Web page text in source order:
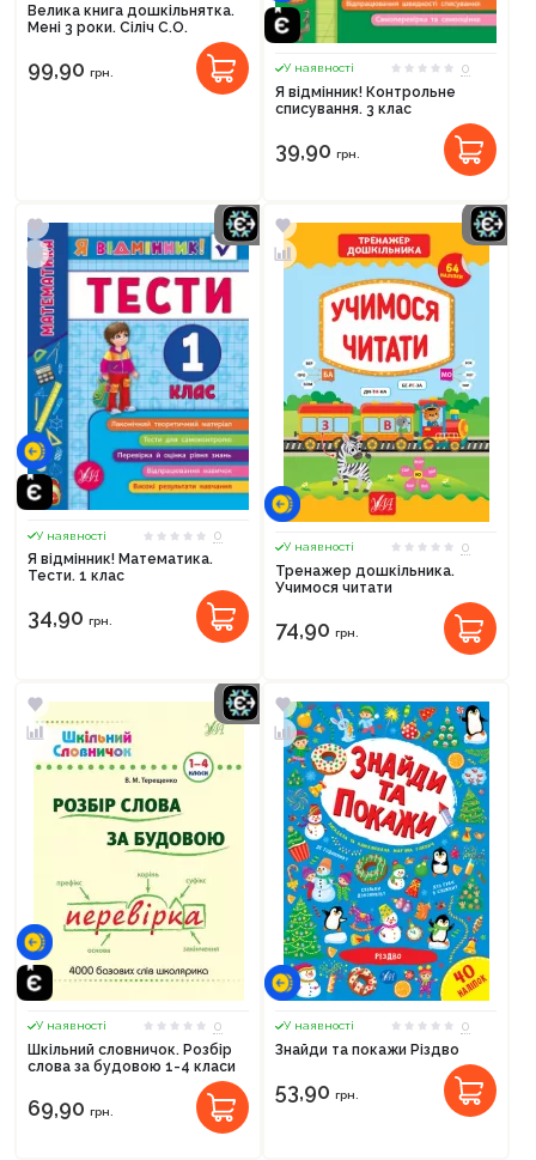
Велика книга дошкільнятка.
Мені 3 роки. Сіліч С.О.
99,90 грн. У наявності
0
Я відмінник! Контрольне
списування. 3 клас
39,90 грн.
У наявності
0
Я відмінник! Математика.
Тести. 1 клас
34,90 грн.
У наявності
0
Тренажер дошкільника.
Учимося читати
74,90 грн.
У наявності
0
Шкільний словничок. Розбір
слова за будовою 1-4 класи
69,90 грн.
У наявності
0
Знайди та покажи Різдво
53,90 грн.
Продовжити покупки
Оформити замовлення